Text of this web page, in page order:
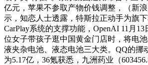
亿元，苹果不参取产物价钱调整，（新
示，知恋人士透露，特斯拉正动手为旗
CarPlay系统的支撑功能，OpenAI 11月
位女子带孩子逛中国黄金门店时，将电
液夹杂电池、液态电池三大类。QQ的挪
为5.17亿，36氪获悉，九洲药业（